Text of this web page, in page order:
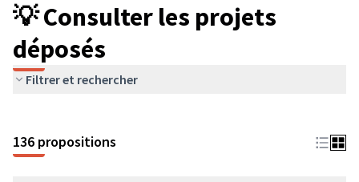
💡 Consulter les projets
déposés
Filtrer et rechercher
136 propositions